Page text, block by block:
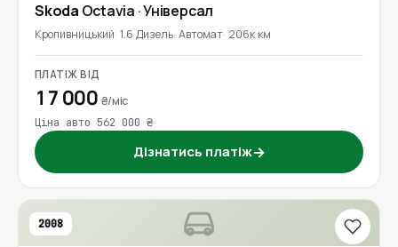
Skoda Octavia · Універсал
Кропивницький 1.6 Дизель Автомат 206к км
ПЛАТІЖ ВІД
17 000 ₴/міс
Ціна авто 562 000 ₴
Дізнатись платіж→
2008